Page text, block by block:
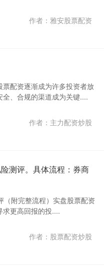
作者：雅安股票配资
配资逐渐成为许多投资者放
、合规的渠道成为关键....
作者：主力配资炒股
测评。具体流程：券商
附完整流程）实盘股票配资
更高回报的投....
作者：股票配资炒股